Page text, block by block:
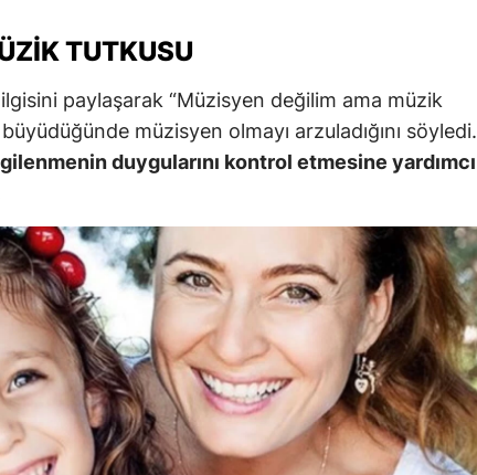
Edirne
Elazığ
Erzincan
Eskişehir
Gaziantep
Giresun
Gümüşhane
Hakkari
Hatay
TUTKUSU
paylaşarak “Müzisyen değilim ama müzik
müzisyen olmayı arzuladığını söyledi.
duygularını kontrol etmesine yardımcı